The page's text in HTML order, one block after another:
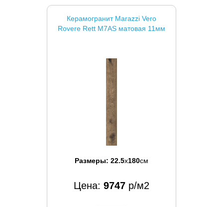
Керамогранит Marazzi Vero
Rovere Rett M7AS матовая 11мм
Размеры: 22.5x180см
Цена: 9747 р/м2